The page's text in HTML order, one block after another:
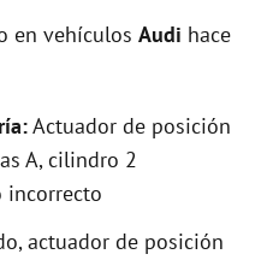
en vehículos Audi hace
Actuador de posición
A, cilindro 2
actuador de posición